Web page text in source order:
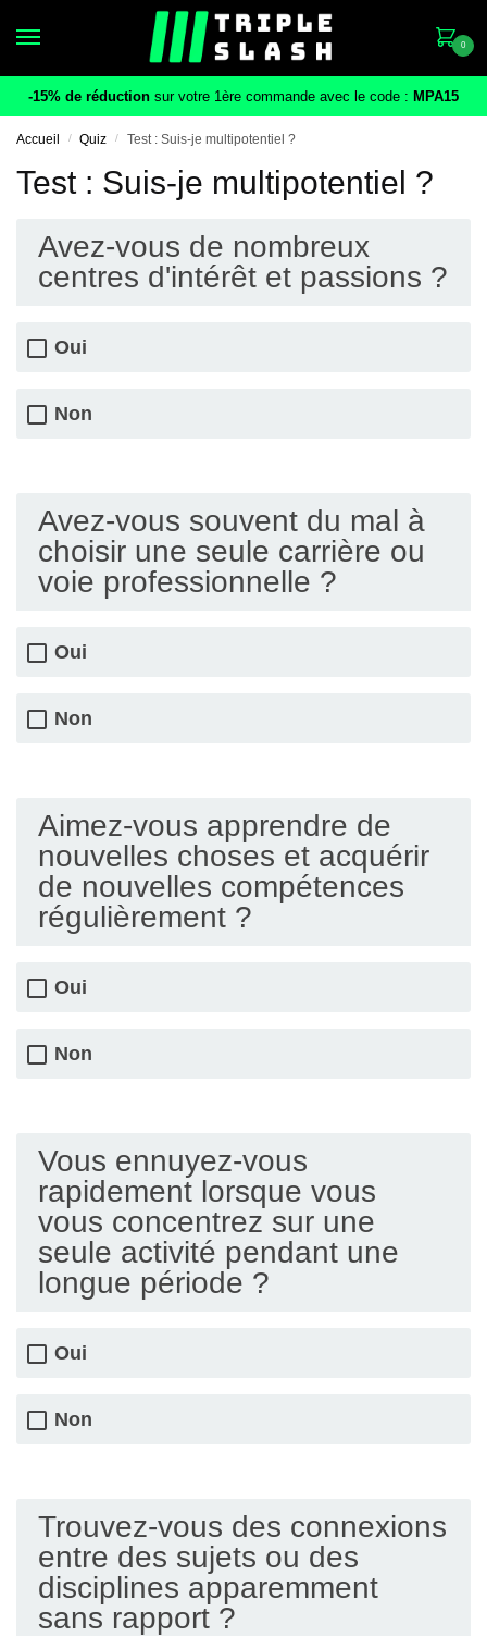
0
-15% de réduction sur votre 1ère commande avec le code : MPA15
Accueil / Quiz / Test : Suis-je multipotentiel ?
Test : Suis-je multipotentiel ?
Avez-vous de nombreux
centres d'intérêt et passions ?
Oui
Non
Avez-vous souvent du mal à
choisir une seule carrière ou
voie professionnelle ?
Oui
Non
Aimez-vous apprendre de
nouvelles choses et acquérir
de nouvelles compétences
régulièrement ?
Oui
Non
Vous ennuyez-vous
rapidement lorsque vous
vous concentrez sur une
seule activité pendant une
longue période ?
Oui
Non
Trouvez-vous des connexions
entre des sujets ou des
disciplines apparemment
sans rapport ?